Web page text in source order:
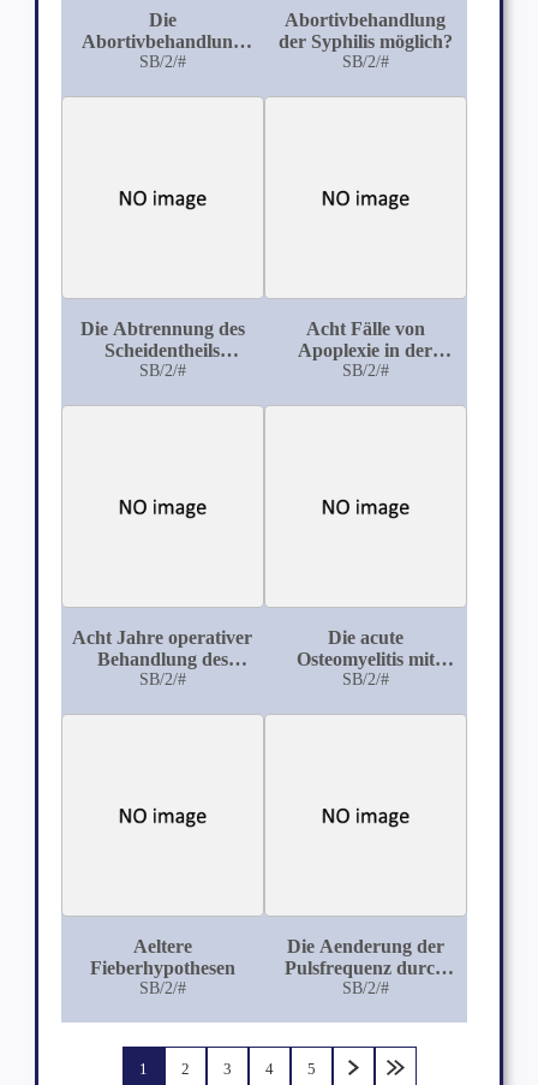
Die
Abortivbehandlung
der Syphilis
SB/2/#
Abortivbehandlung
der Syphilis möglich?
SB/2/#
Die Abtrennung des
Scheidentheils
während der Geburt
SB/2/#
Acht Fälle von
Apoplexie in der
Geburt
SB/2/#
Acht Jahre operativer
Behandlung des
Mastdarmkrebses
SB/2/#
Die acute
Osteomyelitis mit
besonderer
SB/2/#
Aeltere
Fieberhypothesen
SB/2/#
Die Aenderung der
Pulsfrequenz durch
die Athmung
SB/2/#
1 2 3 4 5